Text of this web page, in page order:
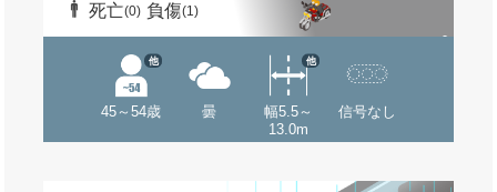
死亡(0) 負傷(1)
45～54歳
他
曇
幅5.5～
13.0m
他
信号なし